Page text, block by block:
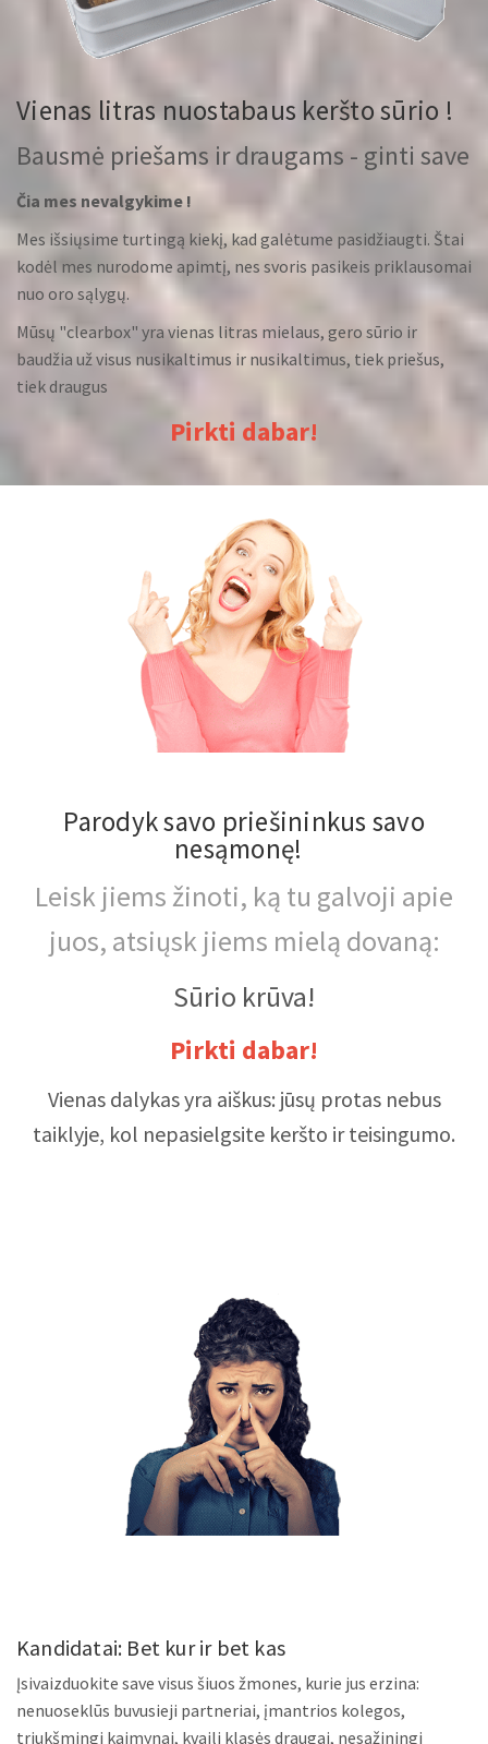
Vienas litras nuostabaus keršto sūrio !
Bausmė priešams ir draugams - ginti save
Čia mes nevalgykime !
Mes išsiųsime turtingą kiekį, kad galėtume pasidžiaugti. Štai
kodėl mes nurodome apimtį, nes svoris pasikeis priklausomai
nuo oro sąlygų.
Mūsų "clearbox" yra vienas litras mielaus, gero sūrio ir
baudžia už visus nusikaltimus ir nusikaltimus, tiek priešus,
tiek draugus
Pirkti dabar!
Parodyk savo priešininkus savo
nesąmonę!
Leisk jiems žinoti, ką tu galvoji apie
juos, atsiųsk jiems mielą dovaną:
Sūrio krūva!
Pirkti dabar!
Vienas dalykas yra aiškus: jūsų protas nebus
taiklyje, kol nepasielgsite keršto ir teisingumo.
Kandidatai: Bet kur ir bet kas
Įsivaizduokite save visus šiuos žmones, kurie jus erzina:
nenuoseklūs buvusieji partneriai, įmantrios kolegos,
triukšmingi kaimynai, kvaili klasės draugai, nesąžiningi